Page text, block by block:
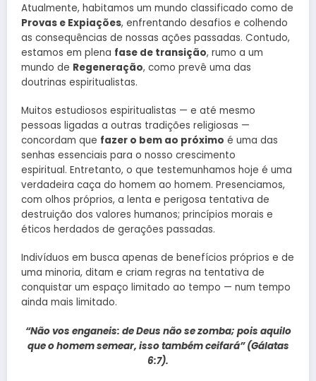
Atualmente, habitamos um mundo classificado como de
Provas e Expiações, enfrentando desafios e colhendo
as consequências de nossas ações passadas. Contudo,
estamos em plena fase de transição, rumo a um
mundo de Regeneração, como prevê uma das
doutrinas espiritualistas.
Muitos estudiosos espiritualistas — e até mesmo
pessoas ligadas a outras tradições religiosas —
concordam que fazer o bem ao próximo é uma das
senhas essenciais para o nosso crescimento
espiritual. Entretanto, o que testemunhamos hoje é uma
verdadeira caça do homem ao homem. Presenciamos,
com olhos próprios, a lenta e perigosa tentativa de
destruição dos valores humanos; princípios morais e
éticos herdados de gerações passadas.
Indivíduos em busca apenas de benefícios próprios e de
uma minoria, ditam e criam regras na tentativa de
conquistar um espaço limitado ao tempo — num tempo
ainda mais limitado.
“Não vos enganeis: de Deus não se zomba; pois aquilo
que o homem semear, isso também ceifará” (Gálatas
6:7).